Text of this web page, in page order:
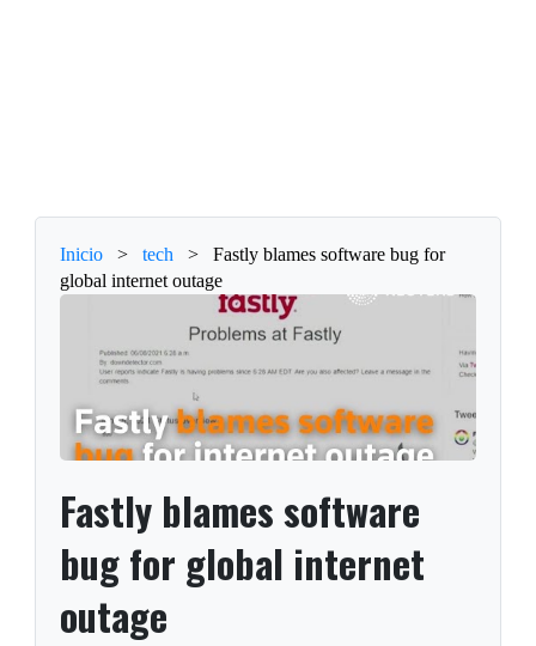
Inicio > tech >
Fastly blames software bug for
global internet outage
Fastly blames software
bug for global internet
outage